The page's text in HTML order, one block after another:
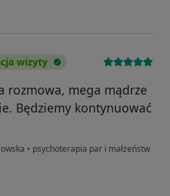
wizyty
rozmowa, mega mądrze
Będziemy kontynuować
• psychoterapia par i małżeństw